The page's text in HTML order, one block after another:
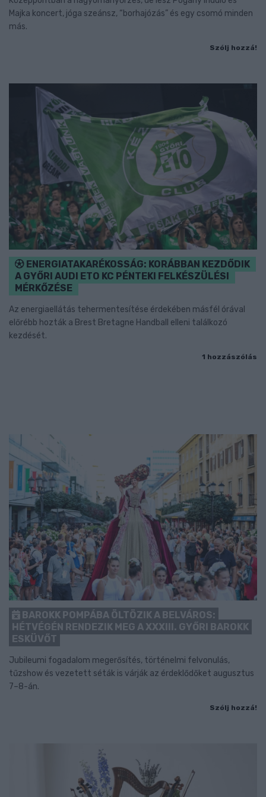
Majka koncert, jóga szeánsz, “borhajózás” és egy csomó minden
más.
Szólj hozzá!
ENERGIATAKARÉKOSSÁG: KORÁBBAN KEZDŐDIK
A GYŐRI AUDI ETO KC PÉNTEKI FELKÉSZÜLÉSI
MÉRKŐZÉSE
Az energiaellátás tehermentesítése érdekében másfél órával
előrébb hozták a Brest Bretagne Handball elleni találkozó
kezdését.
1 hozzászólás
BAROKK POMPÁBA ÖLTÖZIK A BELVÁROS:
HÉTVÉGÉN RENDEZIK MEG A XXXIII. GYŐRI BAROKK
ESKÜVŐT
Jubileumi fogadalom megerősítés, történelmi felvonulás,
tűzshow és vezetett séták is várják az érdeklődőket augusztus
7–8-án.
Szólj hozzá!